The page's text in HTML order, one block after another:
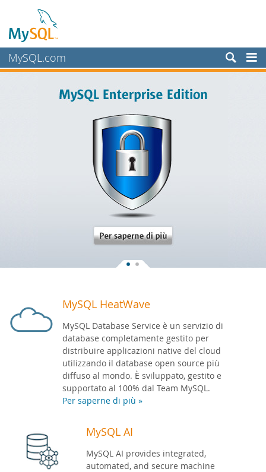
MySQL.com
Sviluppatori
MySQL HeatWave
MySQL Database Service è un servizio di
database completamente gestito per
distribuire applicazioni native del cloud
utilizzando il database open source più
diffuso al mondo. È sviluppato, gestito e
supportato al 100% dal Team MySQL.
Per saperne di più »
MySQL AI
MySQL AI provides integrated,
automated, and secure machine